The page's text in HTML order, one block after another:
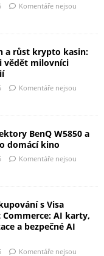
Komentáře nejsou
a růst krypto kasin:
vědět milovníci
Komentáře nejsou
BenQ W5850 a
domácí kino
Komentáře nejsou
s Visa
AI karty,
a bezpečné AI
Komentáře nejsou